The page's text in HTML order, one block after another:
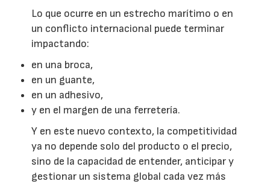
Lo que ocurre en un estrecho marítimo o en
un conflicto internacional puede terminar
impactando:
en una broca,
en un guante,
en un adhesivo,
y en el margen de una ferretería.
Y en este nuevo contexto, la competitividad
ya no depende solo del producto o el precio,
sino de la capacidad de entender, anticipar y
gestionar un sistema global cada vez más